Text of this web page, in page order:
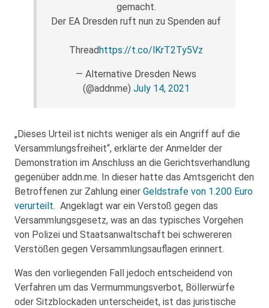
gemacht.
Der EA Dresden ruft nun zu Spenden auf
Threadhttps://t.co/lKrT2Ty5Vz
— Alternative Dresden News
(@addnme) July 14, 2021
„Dieses Urteil ist nichts weniger als ein Angriff auf die
Versammlungsfreiheit“, erklärte der Anmelder der
Demonstration im Anschluss an die Gerichtsverhandlung
gegenüber addn.me. In dieser hatte das Amtsgericht den
Betroffenen zur Zahlung einer Geldstrafe von 1.200 Euro
verurteilt. Angeklagt war ein Verstoß gegen das
Versammlungsgesetz, was an das typisches Vorgehen
von Polizei und Staatsanwaltschaft bei schwereren
Verstößen gegen Versammlungsauflagen erinnert.
Was den vorliegenden Fall jedoch entscheidend von
Verfahren um das Vermummungsverbot, Böllerwürfe
oder Sitzblockaden unterscheidet, ist das juristische